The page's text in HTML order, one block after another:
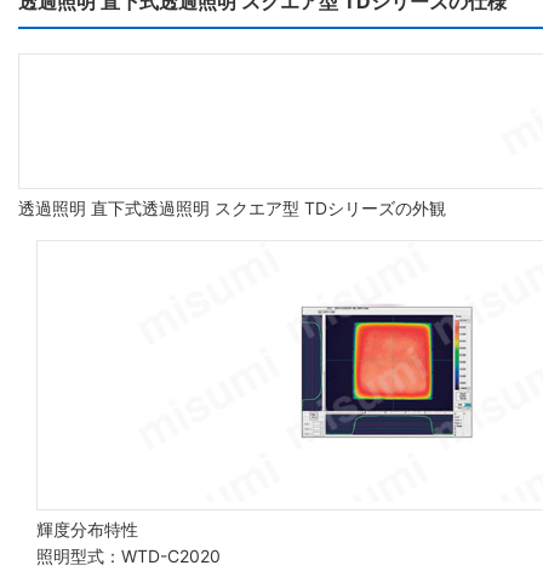
透過照明 直下式透過照明 スクエア型 TDシリーズの外観
輝度分布特性
照明型式：WTD-C2020